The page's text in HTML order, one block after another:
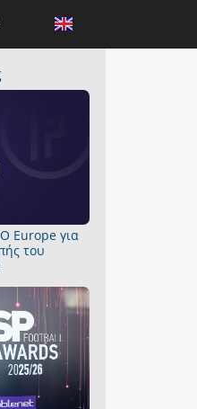
Europe για
του